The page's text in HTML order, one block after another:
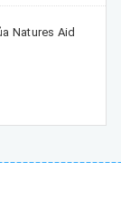
Natures Aid